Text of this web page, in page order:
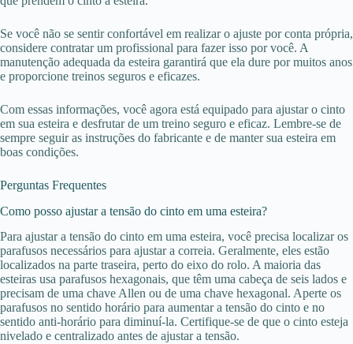
Se você não se sentir confortável em realizar o ajuste por conta própria,
considere contratar um profissional para fazer isso por você. A
manutenção adequada da esteira garantirá que ela dure por muitos anos
e proporcione treinos seguros e eficazes.
Com essas informações, você agora está equipado para ajustar o cinto
em sua esteira e desfrutar de um treino seguro e eficaz. Lembre-se de
sempre seguir as instruções do fabricante e de manter sua esteira em
boas condições.
Perguntas Frequentes
Como posso ajustar a tensão do cinto em uma esteira?
Para ajustar a tensão do cinto em uma esteira, você precisa localizar os
parafusos necessários para ajustar a correia. Geralmente, eles estão
localizados na parte traseira, perto do eixo do rolo. A maioria das
esteiras usa parafusos hexagonais, que têm uma cabeça de seis lados e
precisam de uma chave Allen ou de uma chave hexagonal. Aperte os
parafusos no sentido horário para aumentar a tensão do cinto e no
sentido anti-horário para diminuí-la. Certifique-se de que o cinto esteja
nivelado e centralizado antes de ajustar a tensão.